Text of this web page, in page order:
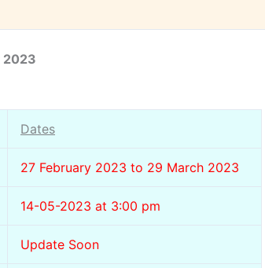
2023
Dates
27 February 2023 to 29 March 2023
14-05-2023 at 3:00 pm
Update Soon